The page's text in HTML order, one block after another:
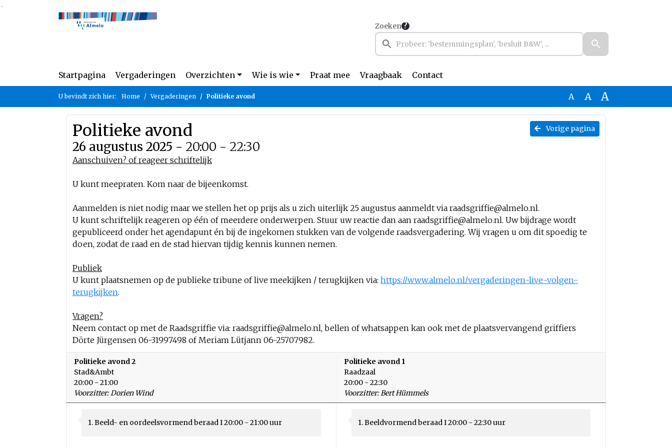
Ga naar de inhoud van deze pagina
Ga naar het zoeken
Ga naar het menu
Zoeken
Startpagina Vergaderingen Overzichten Wie is wie Praat mee Vraagbaak Contact
U bevindt zich hier: Home Vergaderingen Politieke avond A A A
Vorige pagina
Politieke avond
26 augustus 2025 - 20:00 - 22:30
Aanschuiven? of reageer schriftelijk
U kunt meepraten. Kom naar de bijeenkomst.
Aanmelden is niet nodig maar we stellen het op prijs als u zich uiterlijk 25 augustus aanmeldt via raadsgriffie@almelo.nl.
U kunt schriftelijk reageren op één of meerdere onderwerpen. Stuur uw reactie dan aan raadsgriffie@almelo.nl. Uw bijdrage wordt
gepubliceerd onder het agendapunt én bij de ingekomen stukken van de volgende raadsvergadering. Wij vragen u om dit spoedig te
doen, zodat de raad en de stad hiervan tijdig kennis kunnen nemen.
Publiek
U kunt plaatsnemen op de publieke tribune of live meekijken / terugkijken via: https://www.almelo.nl/vergaderingen-live-volgen-
terugkijken.
Vragen?
Neem contact op met de Raadsgriffie via: raadsgriffie@almelo.nl, bellen of whatsappen kan ook met de plaatsvervangend griffiers
Dörte Jürgensen 06-31997498 of Meriam Lütjann 06-25707982.
Politieke avond 2
Stad&Ambt
20:00 - 21:00
Voorzitter: Dorien Wind
Politieke avond 1
Raadzaal
20:00 - 22:30
Voorzitter: Bert Hümmels
1. Beeld- en oordeelsvormend beraad I 20:00 - 21:00 uur 1. Beeldvormend beraad I 20:00 - 22:30 uur